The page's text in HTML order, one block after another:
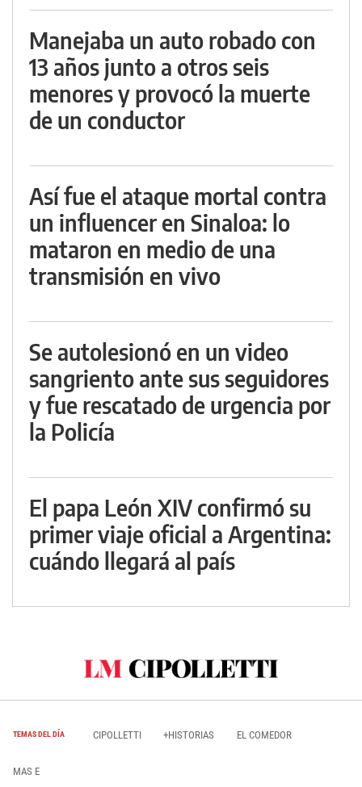
Manejaba un auto robado con
13 años junto a otros seis
menores y provocó la muerte
de un conductor
Así fue el ataque mortal contra
un influencer en Sinaloa: lo
mataron en medio de una
transmisión en vivo
Se autolesionó en un video
sangriento ante sus seguidores
y fue rescatado de urgencia por
la Policía
El papa León XIV confirmó su
primer viaje oficial a Argentina:
cuándo llegará al país
TEMAS DEL DÍA CIPOLLETTI +HISTORIAS EL COMEDOR
MAS E